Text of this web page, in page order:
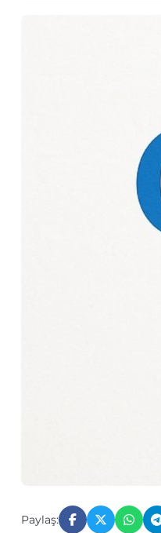
Paylaş: